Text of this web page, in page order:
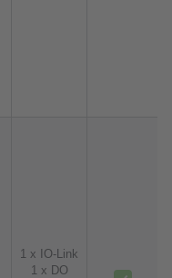
1 x IO-Link
1 x DO